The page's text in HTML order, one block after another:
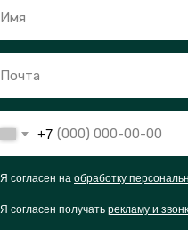
+7
Я согласен на обработку
Я согласен получать рекламу и